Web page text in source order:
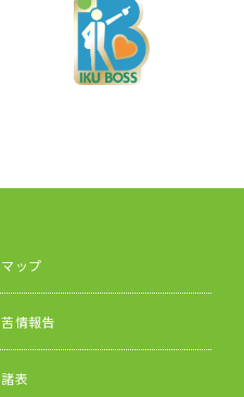
ップ
情報告
表